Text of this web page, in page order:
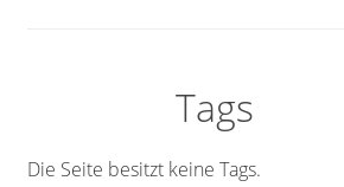
Tags
Die Seite besitzt keine Tags.